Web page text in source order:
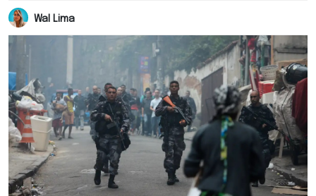
Wal Lima